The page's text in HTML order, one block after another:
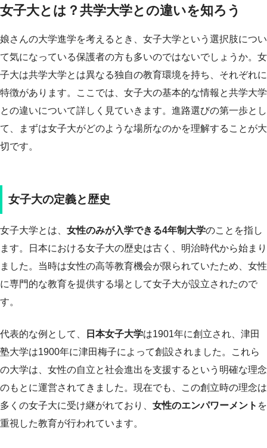
女子大とは？共学大学との違いを知ろう
娘さんの大学進学を考えるとき、女子大学という選択肢につい
て気になっている保護者の方も多いのではないでしょうか。女
子大は共学大学とは異なる独自の教育環境を持ち、それぞれに
特徴があります。ここでは、女子大の基本的な情報と共学大学
との違いについて詳しく見ていきます。進路選びの第一歩とし
て、まずは女子大がどのような場所なのかを理解することが大
切です。
女子大の定義と歴史
女子大学とは、 女性のみが入学できる4年制大学のことを指し
ます。日本における女子大の歴史は古く、明治時代から始まり
ました。当時は女性の高等教育機会が限られていたため、女性
に専門的な教育を提供する場として女子大が設立されたので
す。
代表的な例として、 日本女子大学は1901年に創立され、津田
塾大学は1900年に津田梅子によって創設されました。これら
の大学は、女性の自立と社会進出を支援するという明確な理念
のもとに運営されてきました。現在でも、この創立時の理念は
多くの女子大に受け継がれており、 女性のエンパワーメント を
重視した教育が行われています。